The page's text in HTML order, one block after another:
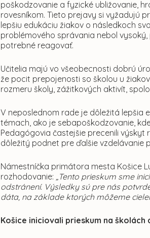
poškodzovanie a fyzické ubližovanie,
rovesníkom. Tieto prejavy si vyžadujú
lepšiu edukáciu žiakov o následkoch
problémového správania nebol
potrebné reagovať.
Učitelia majú vo všeobecnosti dobrú
že pocit prepojenosti so školou u
rozmeru školy, zážitkových aktivít,
V neposlednom rade je dôležitá lepšia
témach, ako je sebapoškodzovanie,
Pedagógovia častejšie precenili výskyt
dôležitý podnet pre ďalšie vzdelávanie
Námestníčka primátora mesta Košice
rozhodovanie:„Tento prieskum sme
odstránení. Výsledky sú pre nás
dáta, na základe ktorých môžeme
Košice iniciovali prieskum na